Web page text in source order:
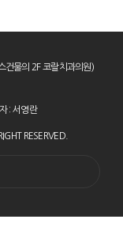
건물의 2F 코랄치과의원)
: 서영란
RESERVED.